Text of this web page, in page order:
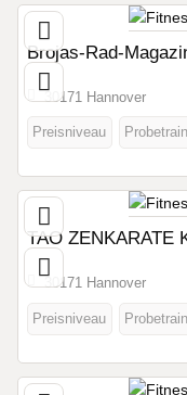
Brojas-Rad-
30171 Hannover
Preisniveau
TAO ZENKARATE
30171 Hannover
Preisniveau